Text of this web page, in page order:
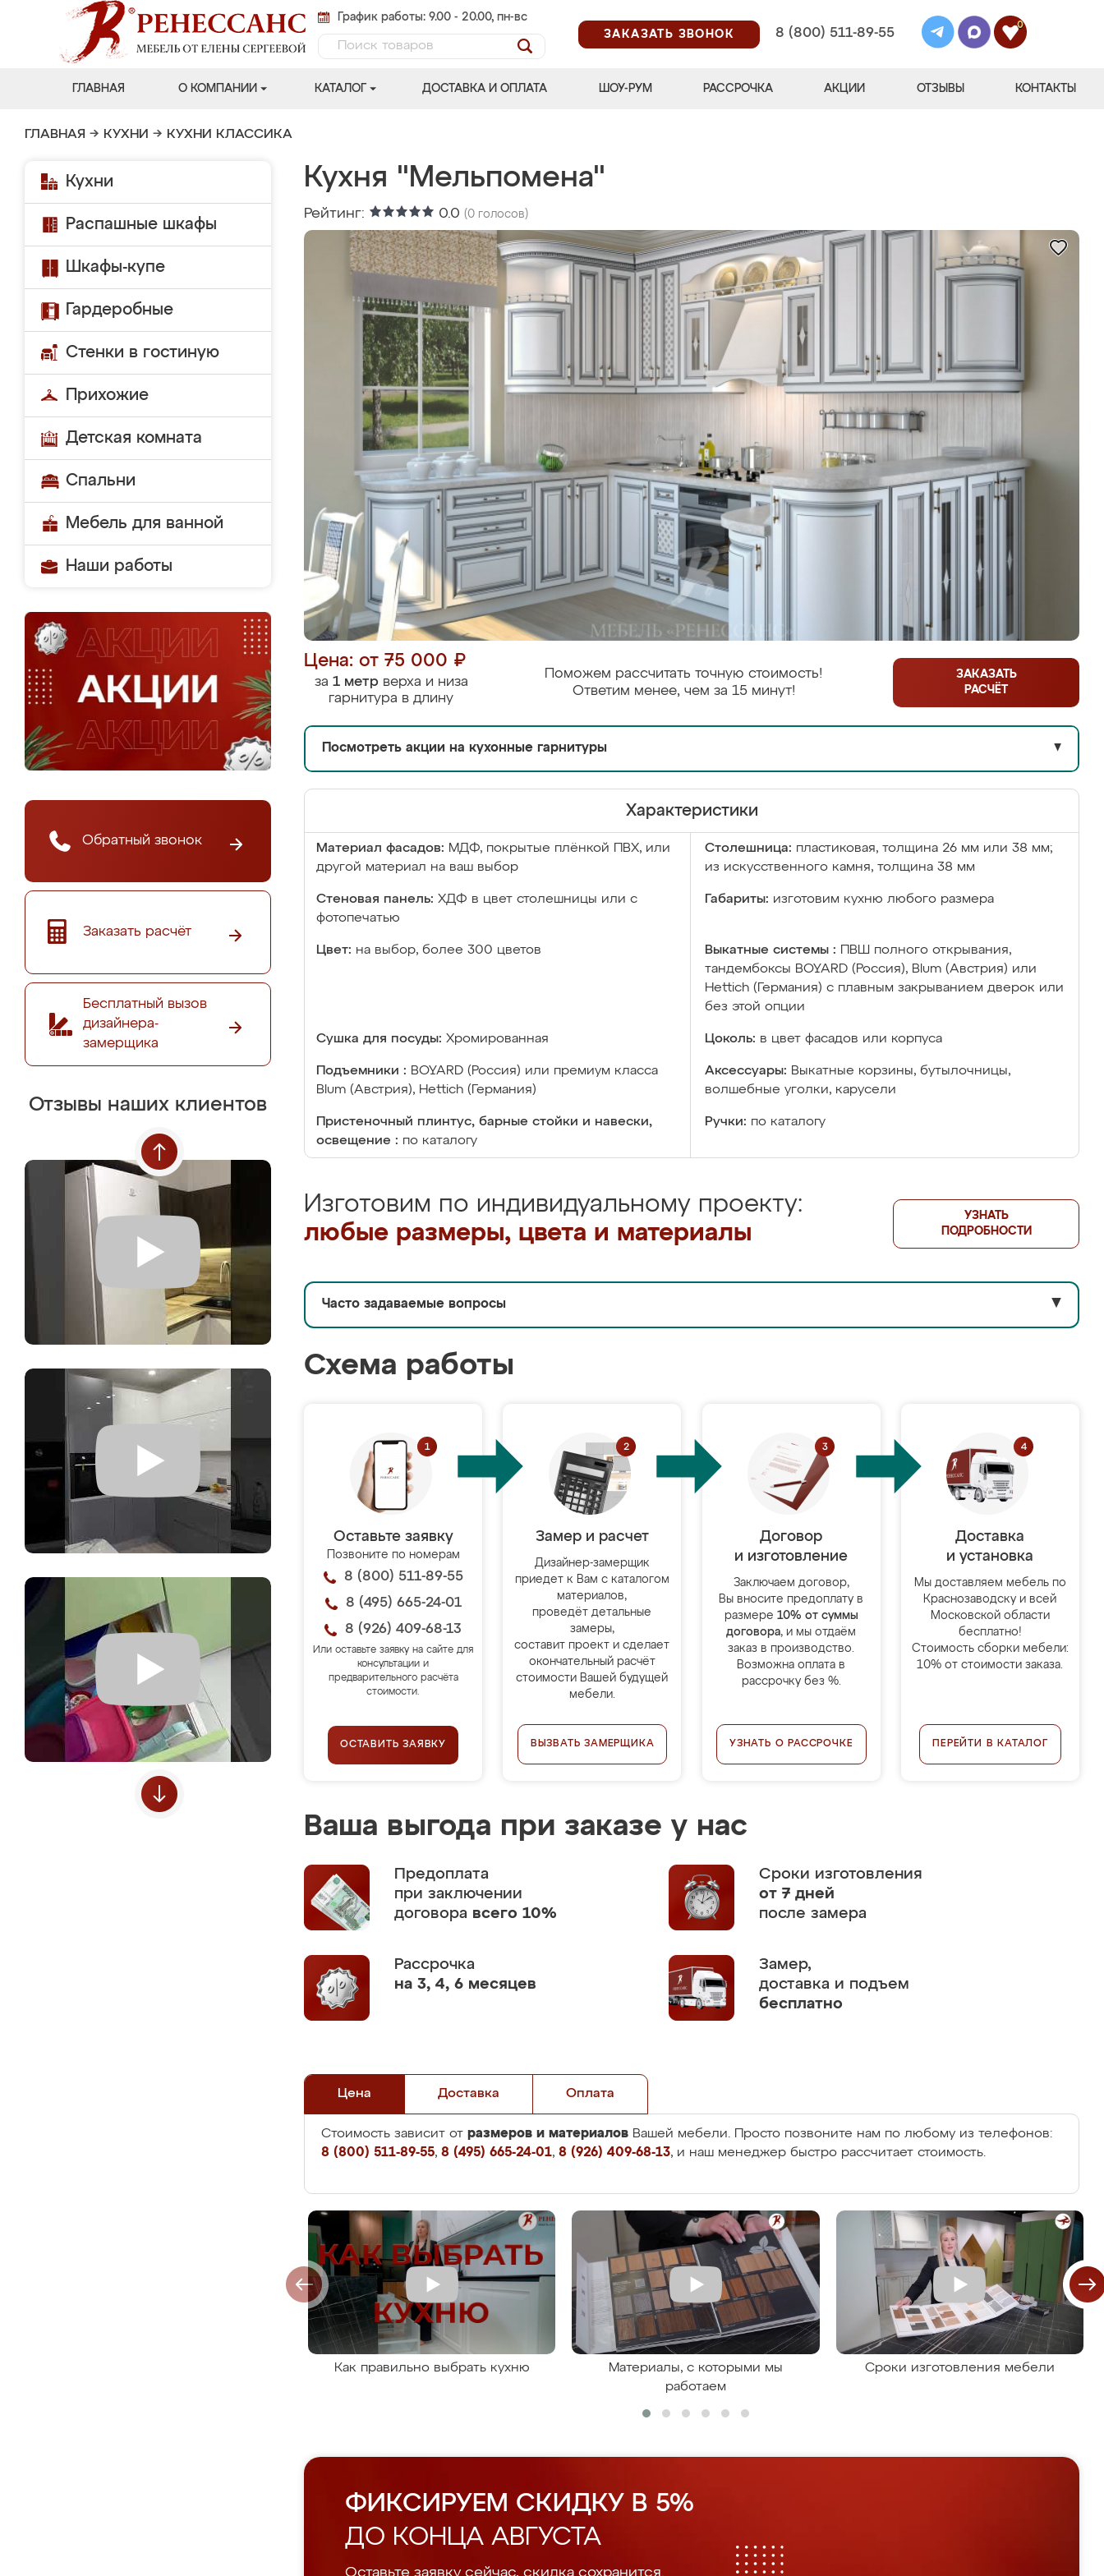
График работы: 9.00 - 20.00, пн-вс
ЗАКАЗАТЬ ЗВОНОК
8 (800) 511-89-55
0
ГЛАВНАЯ О КОМПАНИИ КАТАЛОГ ДОСТАВКА И ОПЛАТА ШОУ-РУМ РАССРОЧКА АКЦИИ ОТЗЫВЫ КОНТАКТЫ
ГЛАВНАЯ → КУХНИ → КУХНИ КЛАССИКА
Кухни
Распашные шкафы
Шкафы-купе
Гардеробные
Стенки в гостиную
Прихожие
Детская комната
Спальни
Мебель для ванной
Наши работы
Обратный звонок
Заказать расчёт
Бесплатный вызов
дизайнера-
замерщика
Отзывы наших клиентов
Кухня "Мельпомена"
Рейтинг: 0.0 (0 голосов)
Цена: от 75 000 ₽
за 1 метрверха и низа
гарнитура в длину
Поможем рассчитать точную стоимость!
Ответим менее, чем за 15 минут!
ЗАКАЗАТЬ
РАСЧЁТ
Посмотреть акции на кухонные гарнитуры ▼
Характеристики
Материал фасадов: МДФ, покрытые плёнкой ПВХ, или
другой материал на ваш выбор
Столешница: пластиковая, толщина 26 мм или 38 мм;
из искусственного камня, толщина 38 мм
Стеновая панель: ХДФ в цвет столешницы или с
фотопечатью
Габариты: изготовим кухню любого размера
Цвет: на выбор, более 300 цветов Выкатные системы :
ПВШ полного открывания,
тандембоксы BOYARD (Россия), Blum (Австрия) или
Hettich (Германия) с плавным закрыванием дверок или
без этой опции
Сушка для посуды: Хромированная Цоколь: в цвет фасадов или корпуса
Подъемники : BOYARD (Россия) или премиум класса
Blum (Австрия), Hettich (Германия)
Аксессуары: Выкатные корзины, бутылочницы,
волшебные уголки, карусели
Пристеночный плинтус, барные стойки и навески,
освещение : по каталогу
Ручки: по каталогу
Изготовим по индивидуальному проекту:
любые размеры, цвета и материалы
УЗНАТЬ
ПОДРОБНОСТИ
Часто задаваемые вопросы ▼
Схема работы
Оставьте заявку
Позвоните по номерам
8 (800) 511-89-55
8 (495) 665-24-01
8 (926) 409-68-13
Или оставьте заявку на сайте для
консультации и
предварительного расчёта
стоимости.
ОСТАВИТЬ ЗАЯВКУ
Замер и расчет
Дизайнер-замерщик
приедет к Вам с каталогом
материалов,
проведёт детальные
замеры,
составит проект и сделает
окончательный расчёт
стоимости Вашей будущей
мебели.
ВЫЗВАТЬ ЗАМЕРЩИКА
Договор
и изготовление
Заключаем договор,
Вы вносите предоплату в
размере 10% от суммы
договора, и мы отдаём
заказ в производство.
Возможна оплата в
рассрочку без %.
УЗНАТЬ О РАССРОЧКЕ
Доставка
и установка
Мы доставляем мебель по
Краснозаводску и всей
Московской области
бесплатно!
Стоимость сборки мебели:
10% от стоимости заказа.
ПЕРЕЙТИ В КАТАЛОГ
Ваша выгода при заказе у нас
Предоплата
при заключении
договора всего 10%
Сроки изготовления
от 7 дней
после замера
Рассрочка
на 3, 4, 6 месяцев
Замер,
доставка и подъем
бесплатно
Цена Доставка Оплата
Стоимость зависит от размеров и материалов Вашей мебели. Просто позвоните нам по любому из телефонов:
8 (800) 511-89-55, 8 (495) 665-24-01, 8 (926) 409-68-13, и наш менеджер быстро рассчитает стоимость.
Как правильно выбрать кухню
Материалы, с которыми мы
работаем
Сроки изготовления мебели
ФИКСИРУЕМ СКИДКУ В 5%
ДО КОНЦА АВГУСТА
Оставьте заявку сейчас, скидка сохранится.